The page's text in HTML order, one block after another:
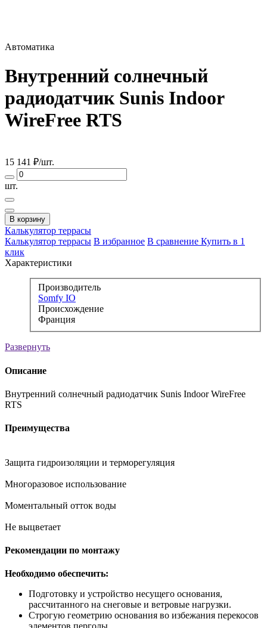
Автоматика
Внутренний солнечный
радиодатчик Sunis Indoor
WireFree RTS
15 141 ₽/шт.
шт.
В корзину
Калькулятор террасы
Калькулятор террасы В избранное В сравнение Купить в 1
клик
Характеристики
Производитель
Somfy IO
Происхождение
Франция
Развернуть
Описание
Внутренний солнечный радиодатчик Sunis Indoor WireFree
RTS
Преимущества
Защита гидроизоляции и терморегуляция
Многоразовое использование
Моментальный отток воды
Не выцветает
Рекомендации по монтажу
Необходимо обеспечить:
Подготовку и устройство несущего основания,
рассчитанного на снеговые и ветровые нагрузки.
Строгую геометрию основания во избежания перекосов
элементов перголы